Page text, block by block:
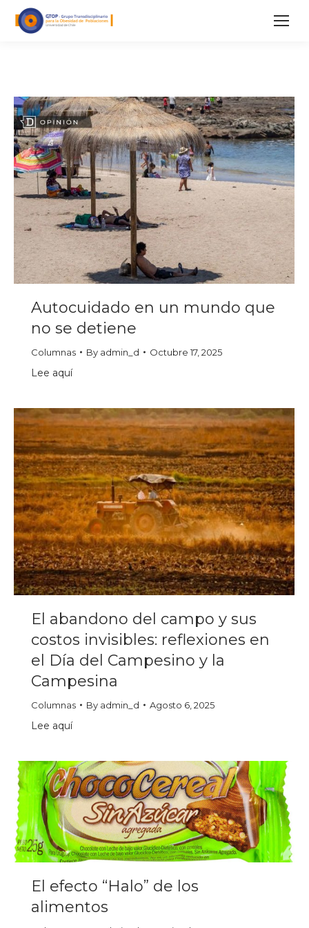
Autocuidado en un mundo que
no se detiene
Columnas By admin_d Octubre 17, 2025
Lee aquí
El abandono del campo y sus
costos invisibles: reflexiones en
el Día del Campesino y la
Campesina
Columnas By admin_d Agosto 6, 2025
Lee aquí
El efecto “Halo” de los
alimentos